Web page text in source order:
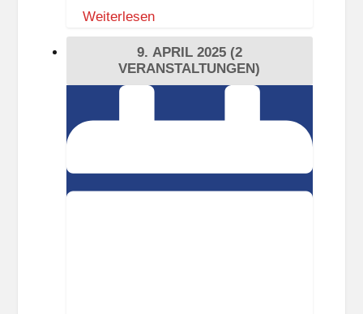
Weiterlesen
9. APRIL 2025 (2
VERANSTALTUNGEN)
Treff
-